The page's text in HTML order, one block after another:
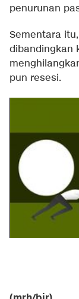
penurunan
Sementara
dibandingkan
pun resesi.